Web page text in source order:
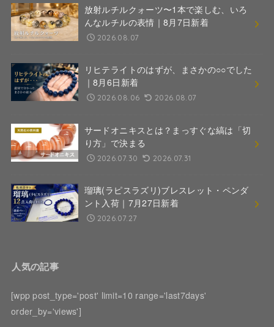
放射ルチルクォーツ〜1本で楽しむ、いろ
んなルチルの表情｜8月7日新着
2026.08.07
リヒテライトのはずが、まさかの○○でした
｜8月6日新着
2026.08.06 2026.08.07
サードオニキスとは？まっすぐな縞は「切
り方」で決まる
2026.07.30 2026.07.31
瑠璃(ラピスラズリ)ブレスレット・ペンダ
ント入荷｜7月27日新着
2026.07.27
人気の記事
[wpp post_type='post' limit=10 range='last7days'
order_by='views']